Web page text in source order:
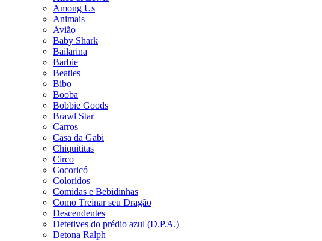
Among Us
Animais
Avião
Baby Shark
Bailarina
Barbie
Beatles
Bibo
Booba
Bobbie Goods
Brawl Star
Carros
Casa da Gabi
Chiquititas
Circo
Cocoricó
Coloridos
Comidas e Bebidinhas
Como Treinar seu Dragão
Descendentes
Detetives do prédio azul (D.P.A.)
Detona Ralph